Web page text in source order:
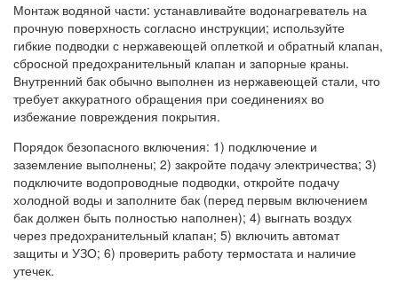
Монтаж водяной части: устанавливайте водонагреватель на
прочную поверхность согласно инструкции; используйте
гибкие подводки с нержавеющей оплеткой и обратный клапан,
сбросной предохранительный клапан и запорные краны.
Внутренний бак обычно выполнен из нержавеющей стали, что
требует аккуратного обращения при соединениях во
избежание повреждения покрытия.
Порядок безопасного включения: 1) подключение и
заземление выполнены; 2) закройте подачу электричества; 3)
подключите водопроводные подводки, откройте подачу
холодной воды и заполните бак (перед первым включением
бак должен быть полностью наполнен); 4) выгнать воздух
через предохранительный клапан; 5) включить автомат
защиты и УЗО; 6) проверить работу термостата и наличие
утечек.